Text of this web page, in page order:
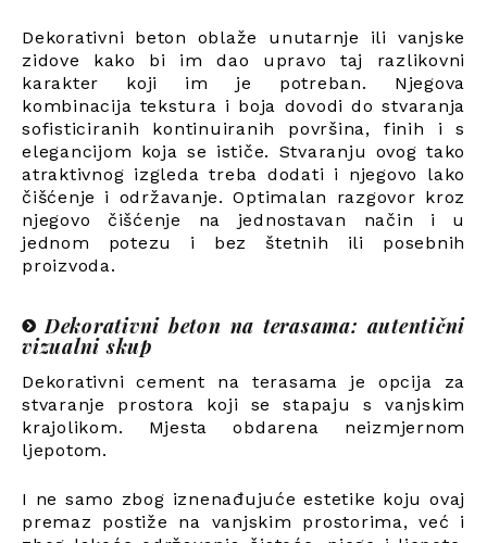
Dekorativni beton oblaže unutarnje ili vanjske
zidove kako bi im dao upravo taj razlikovni
karakter koji im je potreban. Njegova
kombinacija tekstura i boja dovodi do stvaranja
sofisticiranih kontinuiranih površina, finih i s
elegancijom koja se ističe. Stvaranju ovog tako
atraktivnog izgleda treba dodati i njegovo lako
čišćenje i održavanje. Optimalan razgovor kroz
njegovo čišćenje na jednostavan način i u
jednom potezu i bez štetnih ili posebnih
proizvoda.
Dekorativni beton na terasama: autentični
vizualni skup
Dekorativni cement na terasama je opcija za
stvaranje prostora koji se stapaju s vanjskim
krajolikom. Mjesta obdarena neizmjernom
ljepotom.
I ne samo zbog iznenađujuće estetike koju ovaj
premaz postiže na vanjskim prostorima, već i